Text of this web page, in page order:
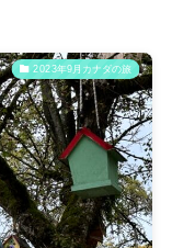
2023年9月カナダの旅